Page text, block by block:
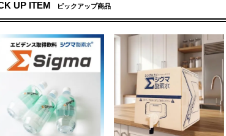
UP ITEM ピックアップ商品